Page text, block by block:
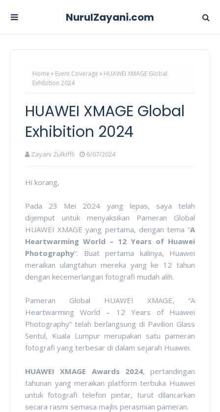
NurulZayani.com
Home Event Coverage
HUAWEI XMAGE Global
Exhibition 2024
HUAWEI XMAGE Global
Exhibition 2024
Zayani Zulkiffli 6/07/2024
Hi korang,
Pada 23 Mei 2024 yang lepas, saya telah
dijemput untuk menyaksikan Pameran Global
HUAWEI XMAGE yang pertama, dengan tema “A
Heartwarming World – 12 Years of Huawei
Photography”. Buat pertama kalinya, Huawei
meraikan ulangtahun mereka yang ke 12 tahun
dengan kecemerlangan fotografi mudah alih.
Pameran Global HUAWEI XMAGE, “A
Heartwarming World – 12 Years of Huawei
Photography” telah berlangsung di Pavilion Glass
Sentul, Kuala Lumpur merupakan satu pameran
fotografi yang terbesar di dalam sejarah Huawei.
HUAWEI XMAGE Awards 2024, pertandingan
tahunan yang meraikan platform terbuka Huawei
untuk fotografi telefon pintar, turut dilancarkan
secara rasmi semasa majlis perasmian pameran.